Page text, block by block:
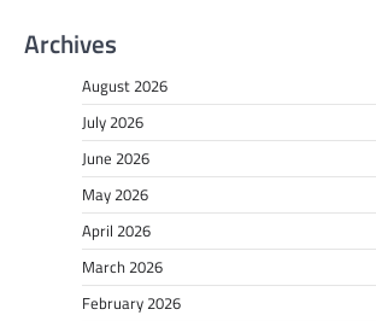
Archives
August 2026
July 2026
June 2026
May 2026
April 2026
March 2026
February 2026